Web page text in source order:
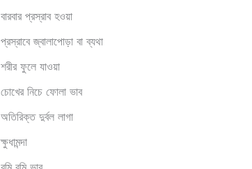
বারবার প্রস্রাব হওয়া
প্রস্রাবে জ্বালাপোড়া বা ব্যথা
শরীর ফুলে যাওয়া
চোখের নিচে ফোলা ভাব
অতিরিক্ত দুর্বল লাগা
ক্ষুধামন্দা